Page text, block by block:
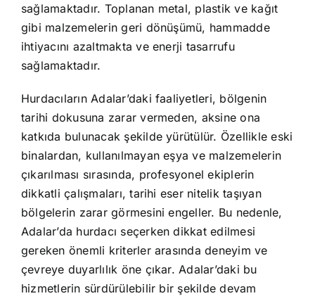
sağlamaktadır. Toplanan metal, plastik ve kağıt
gibi malzemelerin geri dönüşümü, hammadde
ihtiyacını azaltmakta ve enerji tasarrufu
sağlamaktadır.
Hurdacıların Adalar’daki faaliyetleri, bölgenin
tarihi dokusuna zarar vermeden, aksine ona
katkıda bulunacak şekilde yürütülür. Özellikle eski
binalardan, kullanılmayan eşya ve malzemelerin
çıkarılması sırasında, profesyonel ekiplerin
dikkatli çalışmaları, tarihi eser nitelik taşıyan
bölgelerin zarar görmesini engeller. Bu nedenle,
Adalar’da hurdacı seçerken dikkat edilmesi
gereken önemli kriterler arasında deneyim ve
çevreye duyarlılık öne çıkar. Adalar’daki bu
hizmetlerin sürdürülebilir bir şekilde devam